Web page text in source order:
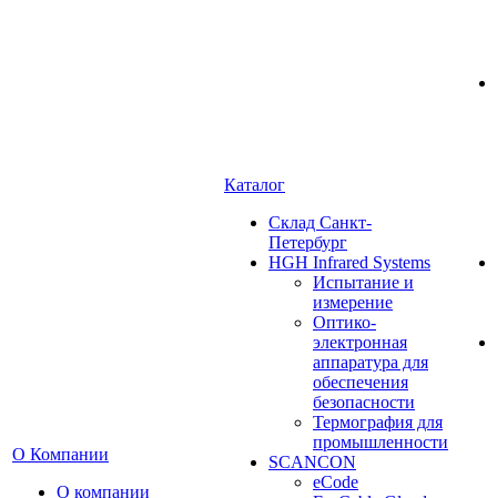
О Компании
О компании
Каталог
Cклад Санкт-
Петербург
HGH Infrared Systems
Испытание и
измерение
Оптико-
электронная
аппаратура для
обеспечения
безопасности
Термография для
промышленности
SCANCON
eCode